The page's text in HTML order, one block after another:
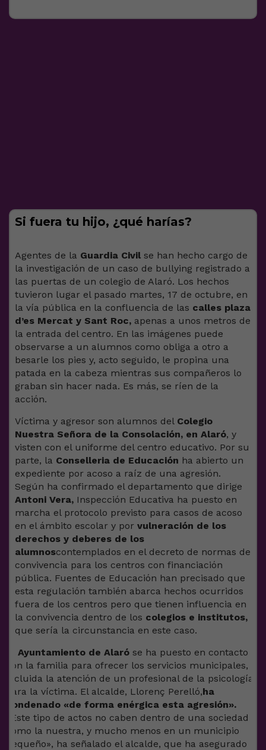
Si fuera tu hijo, ¿qué harías?
Agentes de la Guardia Civil se han hecho cargo de
la investigación de un caso de bullying registrado a
las puertas de un colegio de Alaró. Los hechos
tuvieron lugar el pasado martes, 17 de octubre, en
la vía pública en la confluencia de las calles plaza
d’es Mercat y Sant Roc, apenas a unos metros de
la entrada del centro. En las imágenes puede
observarse a un alumnos como obliga a otro a
besarle los pies y, acto seguido, le propina una
patada en la cabeza mientras sus compañeros lo
graban sin hacer nada. Es más, se ríen de la
acción.
Víctima y agresor son alumnos del Colegio
Nuestra Señora de la Consolación, en Alaró, y
visten con el uniforme del centro educativo. Por su
parte, la Conselleria de Educación ha abierto un
expediente por acoso a raíz de una agresión.
Según ha confirmado el departamento que dirige
Antoni Vera, Inspección Educativa ha puesto en
marcha el protocolo previsto para casos de acoso
en el ámbito escolar y por vulneración de los
derechos y deberes de los
alumnoscontemplados en el decreto de normas de
convivencia para los centros con financiación
pública. Fuentes de Educación han precisado que
esta regulación también abarca hechos ocurridos
fuera de los centros pero que tienen influencia en
la convivencia dentro de los colegios e institutos,
que sería la circunstancia en este caso.
Ayuntamiento de Alaró se ha puesto en contacto
con la familia para ofrecer los servicios municipales,
incluida la atención de un profesional de la psicología
para la víctima. El alcalde, Llorenç Perelló,ha
condenado «de forma enérgica esta agresión».
«Este tipo de actos no caben dentro de una sociedad
como la nuestra, y mucho menos en un municipio
pequeño», ha señalado el alcalde, que ha asegurado